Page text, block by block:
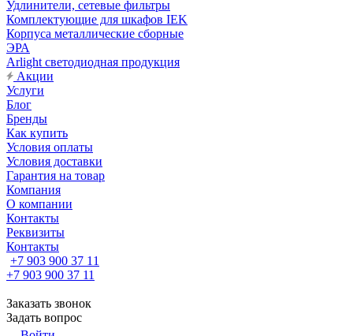
Удлинители, сетевые фильтры
Комплектующие для шкафов IEK
Корпуса металлические сборные
ЭРА
Arlight светодиодная продукция
Акции
Услуги
Блог
Бренды
Как купить
Условия оплаты
Условия доставки
Гарантия на товар
Компания
О компании
Контакты
Реквизиты
Контакты
+7 903 900 37 11
+7 903 900 37 11
Заказать звонок
Задать вопрос